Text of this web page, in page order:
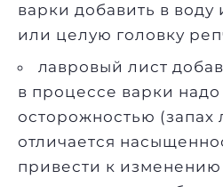
варки добавить в
или целую головку
лавровый лист
в процессе варки
осторожностью (запах
отличается
привести к изменению